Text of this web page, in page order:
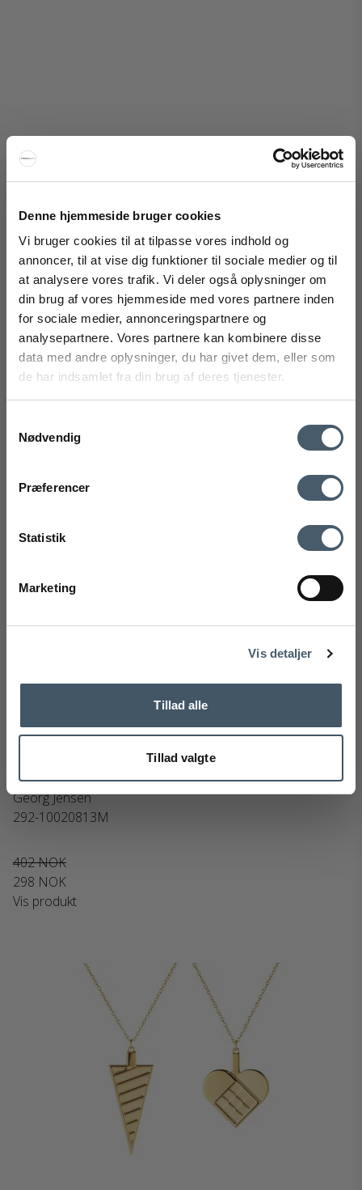
Denne hjemmeside bruger cookies
Vi bruger cookies til at tilpasse vores indhold og
annoncer, til at vise dig funktioner til sociale medier og til
at analysere vores trafik. Vi deler også oplysninger om
din brug af vores hjemmeside med vores partnere inden
for sociale medier, annonceringspartnere og
analysepartnere. Vores partnere kan kombinere disse
data med andre oplysninger, du har givet dem, eller som
de har indsamlet fra din brug af deres tjenester.
Nødvendig
Præferencer
Statistik
Marketing
Vis detaljer
Tillad alle
Tillad valgte
Hjerte (3 stk.)
Georg Jensen
292-10020408M
998 NOK
773 NOK
Vis produkt
Georg Jensen Julekule 2025
Georg Jensen
292-10020813M
402 NOK
298 NOK
Vis produkt
FÅ 20% RABATT
Få 20 % rabatt ved å melde deg på vårt nyhetsbrev.
*Rabatten din kan ikke brukes på allerede nedsatte varer
eller produkter fra Rocket.
Ved å registrere deg godtar du å motta vårt nyhetsbrev
med gode tilbud og inspirasjon. Du kan alltid trekke tilbake
Nej tak